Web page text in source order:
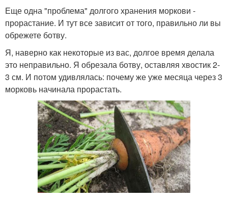
Еще одна "проблема" долгого хранения моркови -
прорастание. И тут все зависит от того, правильно ли вы
обрежете ботву.
Я, наверно как некоторые из вас, долгое время делала
это неправильно. Я обрезала ботву, оставляя хвостик 2-
3 см. И потом удивлялась: почему же уже месяца через 3
морковь начинала прорастать.